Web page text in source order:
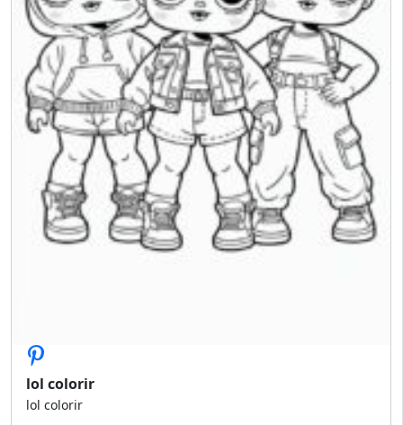
lol colorir
lol colorir